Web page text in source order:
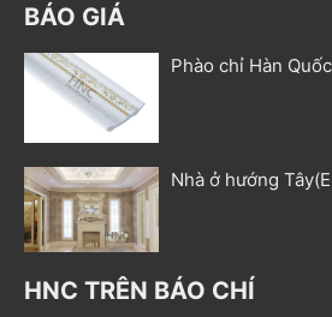
BÁO GIÁ
Phào chỉ Hàn
Nhà ở hướng
HNC TRÊN BÁO CHÍ